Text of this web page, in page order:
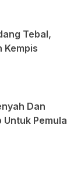
Tebal,
Kempis
Dan
Untuk Pemula